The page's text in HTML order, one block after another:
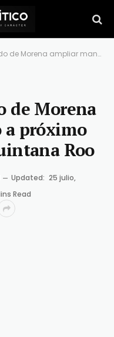
mandato a próximo gobernador en Quintana Roo
de Morena
próximo
Roo
Updated: 25 julio,
Read